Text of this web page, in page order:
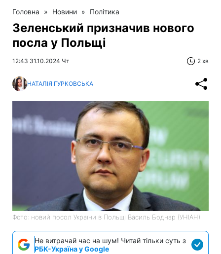
Головна » Новини » Політика
Зеленський призначив нового
посла у Польщі
12:43 31.10.2024 Чт 2 хв
НАТАЛІЯ ГУРКОВСЬКА
Фото: новий посол України в Польщі Василь Боднар (УНІАН)
Не витрачай час на шум! Читай тільки суть з
РБК-Україна у Google